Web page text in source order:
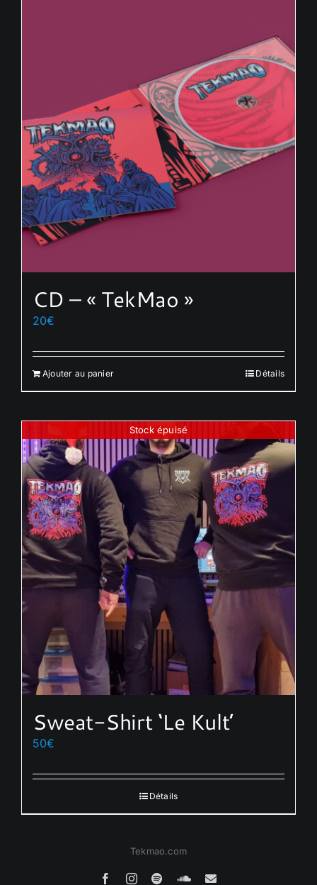
CD – « TekMao »
20€
Ajouter au panier Détails
Stock épuisé
Sweat-Shirt ‘Le Kult’
50€
Détails
Tekmao.com
FacebookInstagram
SpotifySoundCloud
Email